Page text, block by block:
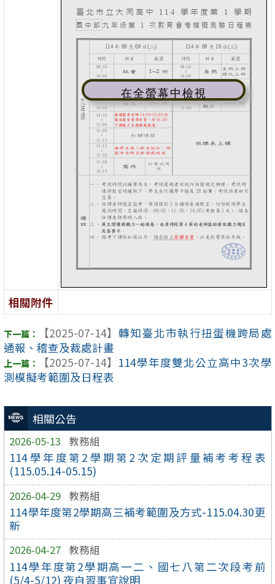
相關公告
2026-05-13 教務組
114學年度第2學期第2次定期評量補考考程表
(115.05.14-05.15)
2026-04-29 教務組
114學年度第2學期高三補考範圍及方式-115.04.30更
新
2026-04-27 教務組
114學年度第2學期高一二、國七八第二次段考前
(5/4-5/12) 夜自習事宜說明
在全螢幕中檢視
相關附件
【2025-07-14】 轉知臺北市執行扭蛋機跨局處
通報、稽查及裁處計畫
【2025-07-14】 114學年度雙北公立高中3次學
測模擬考範圍及日程表